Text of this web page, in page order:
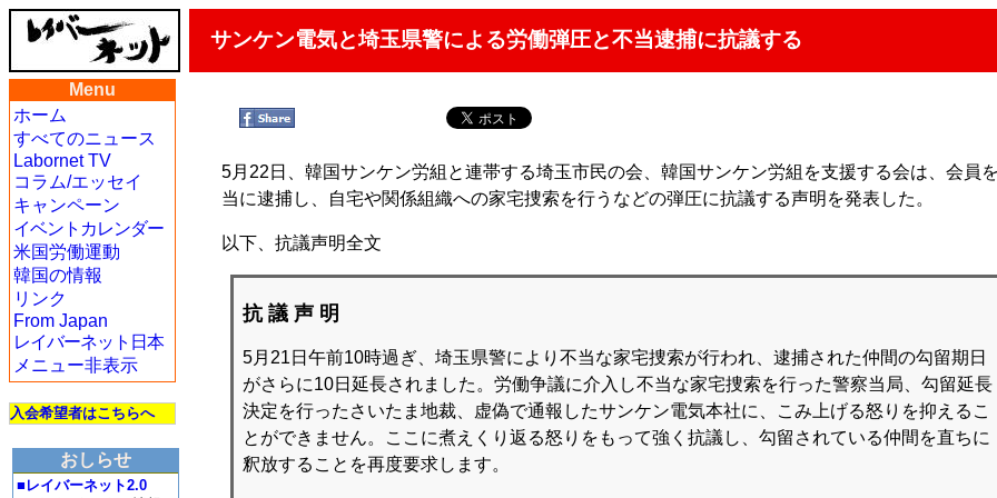
サンケン電気と埼玉県警による労働弾圧と不当逮捕に抗議する
Menu
ホーム
すべてのニュース
Labornet TV
コラム/エッセイ
キャンペーン
イベントカレンダー
米国労働運動
韓国の情報
リンク
From Japan
レイバーネット日本
メニュー非表示
入会希望者はこちらへ
おしらせ
■レイバーネット2.0
5月22日、韓国サンケン労組と連帯する埼玉市民の会、韓国サンケン労組を支援する会は、会員
当に逮捕し、自宅や関係組織への家宅捜索を行うなどの弾圧に抗議する声明を発表した。
以下、抗議声明全文
抗 議 声 明
5月21日午前10時過ぎ、埼玉県警により不当な家宅捜索が行われ、逮捕された仲間の勾留期日
がさらに10日延長されました。労働争議に介入し不当な家宅捜索を行った警察当局、勾留延長
決定を行ったさいたま地裁、虚偽で通報したサンケン電気本社に、こみ上げる怒りを抑えるこ
とができません。ここに煮えくり返る怒りをもって強く抗議し、勾留されている仲間を直ちに
釈放することを再度要求します。